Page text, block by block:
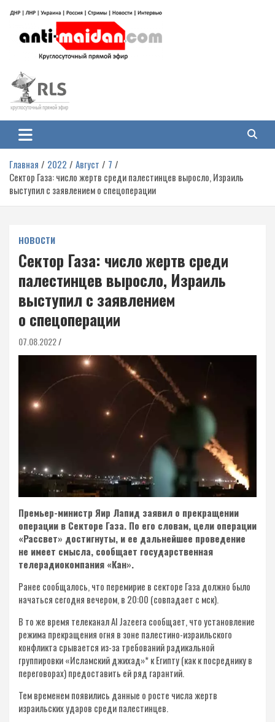
содержимому
Антимайдан: Гражданская война
на Украине
гражданской войне на Украине, включая события в Новороссии, ДНР,
ЛНР и других регионах.
Главная 2022 Август
7
Сектор Газа: число жертв среди палестинцев выросло, Израиль
выступил с заявлением о спецоперации
НОВОСТИ
Сектор Газа: число жертв среди
палестинцев выросло, Израиль
выступил с заявлением
о спецоперации
07.08.2022
Премьер-министр Яир Лапид заявил о прекращении
операции в Секторе Газа. По его словам, цели операции
«Рассвет» достигнуты, и ее дальнейшее проведение
не имеет смысла, сообщает государственная
телерадиокомпания «Кан».
Ранее сообщалось, что перемирие в секторе Газа должно было
начаться сегодня вечером, в 20:00 (совпадает с мск).
В то же время телеканал Al Jazeera сообщает, что установление
режима прекращения огня в зоне палестино-израильского
конфликта срывается из-за требований радикальной
группировки «Исламский джихад»* к Египту (как к посреднику в
переговорах) предоставить ей ряд гарантий.
Тем временем появились данные о росте числа жертв
израильских ударов среди палестинцев.